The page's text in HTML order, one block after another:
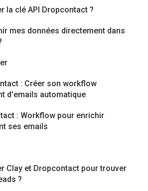
la clé API Dropcontact ?
mes données directement dans
: Créer son workflow
d'emails automatique
: Workflow pour enrichir
ses emails
Clay et Dropcontact pour trouver
?